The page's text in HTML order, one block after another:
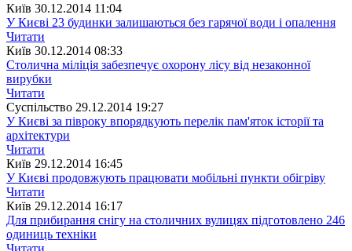
Київ 30.12.2014 11:04
У Києві 23 будинки залишаються без гарячої води і опалення
Читати
Київ 30.12.2014 08:33
Столична міліція забезпечує охорону лісу від незаконної
вирубки
Читати
Суспiльство 29.12.2014 19:27
У Києві за півроку впорядкують перелік пам'яток історії та
архітектури
Читати
Київ 29.12.2014 16:45
У Києві продовжують працювати мобільні пункти обігріву
Читати
Київ 29.12.2014 16:17
Для прибирання снігу на столичних вулицях підготовлено 246
одиниць техніки
Читати